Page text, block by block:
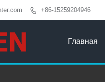
 +86-15259204946
Главная